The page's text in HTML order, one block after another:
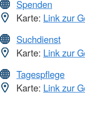
Spenden
Karte: Link zur
Suchdienst
Karte: Link zur
Tagespflege
Karte: Link zur